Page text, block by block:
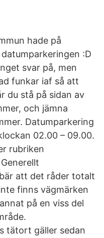
hade på
:D
svar på, men
funkar iaf så att
du stå på sidan av
och jämna
Datumparkering
02.00 – 09.00.
rubriken
att det råder totalt
finns vägmärken
på en viss del
tätort gäller sedan